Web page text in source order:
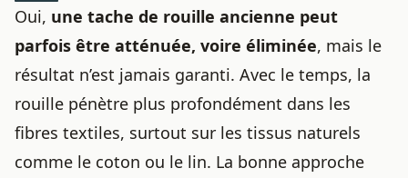
Oui, une tache de rouille ancienne peut
parfois être atténuée, voire éliminée, mais le
résultat n’est jamais garanti. Avec le temps, la
rouille pénètre plus profondément dans les
fibres textiles, surtout sur les tissus naturels
comme le coton ou le lin. La bonne approche